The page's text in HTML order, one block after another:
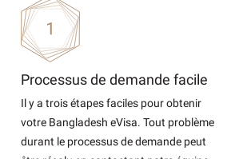
Processus de demande facile
Il y a trois étapes faciles pour obtenir
votre Bangladesh eVisa. Tout problème
durant le processus de demande peut